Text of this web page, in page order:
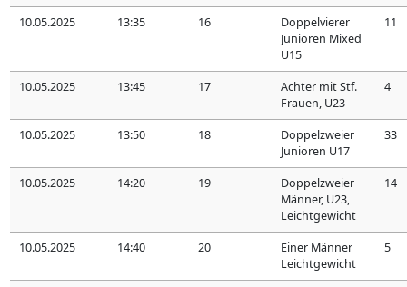
10.05.2025 13:35 16
Doppelvierer
Junioren Mixed
U15
11
10.05.2025 13:45 17
Achter mit Stf.
Frauen, U23
4
10.05.2025 13:50 18
Doppelzweier
Junioren U17
33
10.05.2025 14:20 19
Doppelzweier
Männer, U23,
Leichtgewicht
14
10.05.2025 14:40 20
Einer Männer
Leichtgewicht
5